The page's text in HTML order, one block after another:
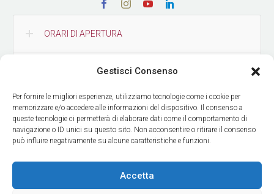
Gestisci Consenso
Per fornire le migliori esperienze, utilizziamo tecnologie come i cookie per
memorizzare e/o accedere alle informazioni del dispositivo. Il consenso a
queste tecnologie ci permetterà di elaborare dati come il comportamento di
navigazione o ID unici su questo sito. Non acconsentire o ritirare il consenso
può influire negativamente su alcune caratteristiche e funzioni.
Accetta
ORARI DI APERTURA
COME RAGGIUNGERCI